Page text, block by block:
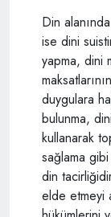
Din
ise dini
yapma, dini
duygulara
bulunma,
kullanarak
sağlama
din
elde etmeyi